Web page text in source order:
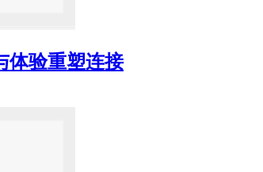
体验重塑连接